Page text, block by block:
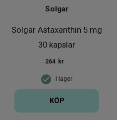
Solgar Astaxanthin 5 mg
30 kapslar
Solgar
I lager
264 kr
KÖP